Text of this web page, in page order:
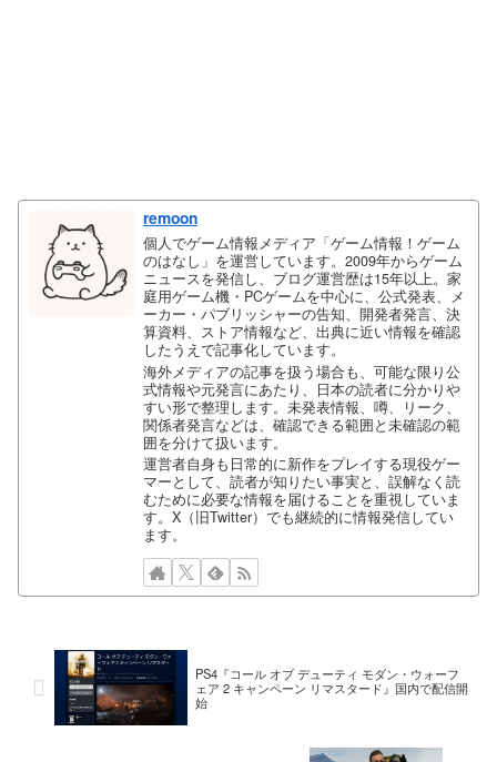
remoon
個人でゲーム情報メディア「ゲーム情報！ゲーム
のはなし」を運営しています。2009年からゲーム
ニュースを発信し、ブログ運営歴は15年以上。家
庭用ゲーム機・PCゲームを中心に、公式発表、メ
ーカー・パブリッシャーの告知、開発者発言、決
算資料、ストア情報など、出典に近い情報を確認
したうえで記事化しています。
海外メディアの記事を扱う場合も、可能な限り公
式情報や元発言にあたり、日本の読者に分かりや
すい形で整理します。未発表情報、噂、リーク、
関係者発言などは、確認できる範囲と未確認の範
囲を分けて扱います。
運営者自身も日常的に新作をプレイする現役ゲー
マーとして、読者が知りたい事実と、誤解なく読
むために必要な情報を届けることを重視していま
す。X（旧Twitter）でも継続的に情報発信してい
ます。
PS4『コール オブ デューティ モダン・ウォーフ
ェア 2 キャンペーン リマスタード』国内で配信開
始